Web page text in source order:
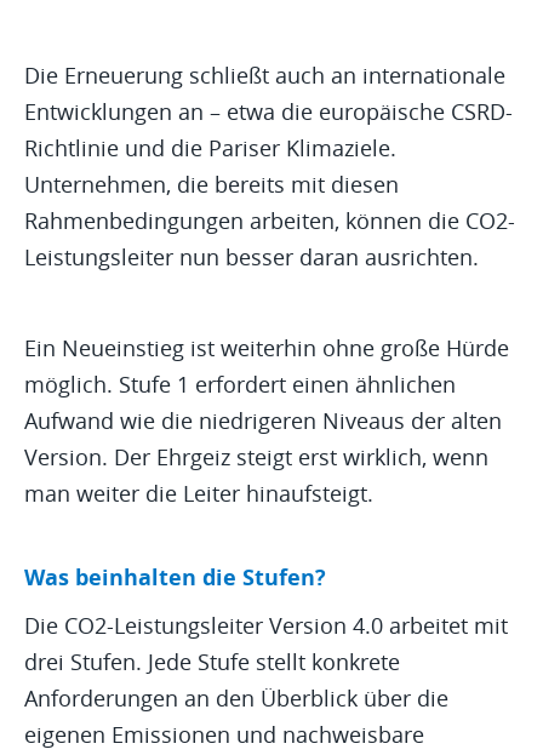
Die Erneuerung schließt auch an internationale
Entwicklungen an – etwa die europäische CSRD-
Richtlinie und die Pariser Klimaziele.
Unternehmen, die bereits mit diesen
Rahmenbedingungen arbeiten, können die CO2-
Leistungsleiter nun besser daran ausrichten.
Ein Neueinstieg ist weiterhin ohne große Hürde
möglich. Stufe 1 erfordert einen ähnlichen
Aufwand wie die niedrigeren Niveaus der alten
Version. Der Ehrgeiz steigt erst wirklich, wenn
man weiter die Leiter hinaufsteigt.
Was beinhalten die Stufen?
Die CO2-Leistungsleiter Version 4.0 arbeitet mit
drei Stufen. Jede Stufe stellt konkrete
Anforderungen an den Überblick über die
eigenen Emissionen und nachweisbare